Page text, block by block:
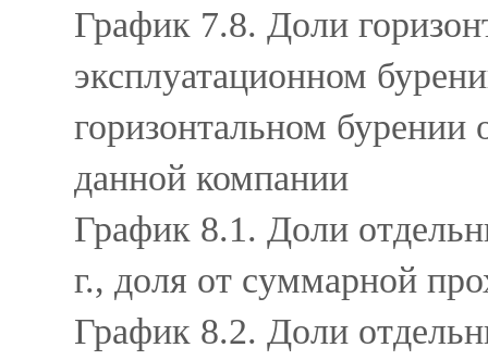
График 7.8. Доли
эксплуатационном
горизонтальном
данной компании
График 8.1. Доли
г., доля от суммарной
График 8.2. Доли